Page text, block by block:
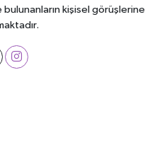
kişisel görüşlerine